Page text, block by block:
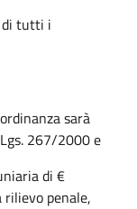
di tutti i
sarà
267/2000 e
di €
penale,